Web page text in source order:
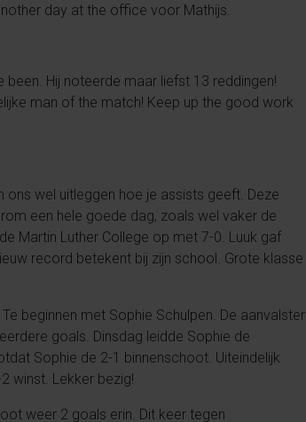
day at the office voor Mathijs.
Hij noteerde maar liefst 13 reddingen!
man of the match! Keep up the good work
ons wel uitleggen hoe je assists geeft. Deze
een hele goede dag, zoals wel vaker de
Martin Luther College op met 7-0. Luuk gaf
record betekent bij zijn school. Grote klasse
beginnen met Sophie Schulpen. De aanvalster
goals. Dinsdag leidde Sophie de
Sophie de 2-1 binnenschoot. Uiteindelijk
winst. Lekker bezig!
weer 2 goals erin. Dit keer tegen